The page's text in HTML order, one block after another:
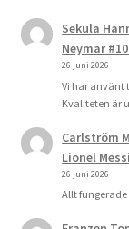
Sekula
Neymar
26 juni 2026
Vi har använt
Kvaliteten är
Carlström
Lionel
26 juni 2026
Allt